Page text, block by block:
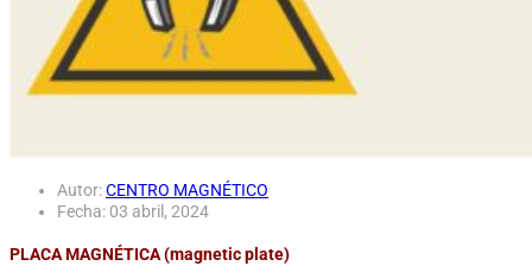
Autor:CENTRO MAGNÉTICO
Fecha: 03 abril, 2024
PLACA MAGNÉTICA (magnetic plate)